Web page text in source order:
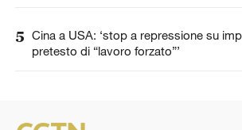
5 Cina a USA: ‘stop a repressione su
pretesto di “lavoro forzato”’